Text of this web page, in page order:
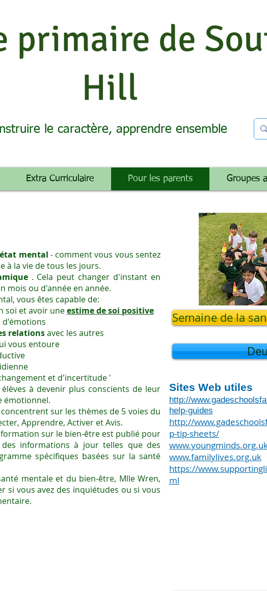
primaire de
Hill
le caractère, apprendre ensemble
Extra Curriculaire Pour les parents Groupes
état mental - comment vous vous sentez
à la vie de tous les jours.
. Cela peut changer d'instant en
mois ou d'année en année.
vous êtes capable de:
soi et avoir uneestime de soi positive
d'émotions
relationsavec les autres
vous entoure
et d'incertitude '
à devenir plus conscients de leur
émotionnel.
sur les thèmes de 5 voies du
Apprendre, Activer et Avis.
sur le bien-être est publié pour
informations à jour telles que des
spécifiques basées sur la santé
mentale et du bien-être, Mlle Wren,
si vous avez des inquiétudes ou si vous
Semaine de la
Sites Web utiles
http://
help-guides
http://
p-tip-sheets/
www.familylives.org.uk
https://
ml